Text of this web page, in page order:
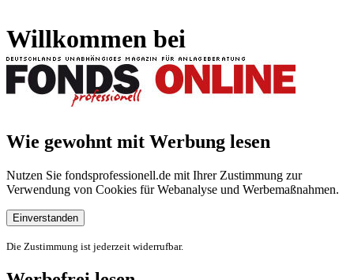
Willkommen bei
Wie gewohnt mit Werbung lesen
Nutzen Sie fondsprofessionell.de mit Ihrer Zustimmung zur
Verwendung von Cookies für Webanalyse und Werbemaßnahmen.
Einverstanden
Die Zustimmung ist jederzeit widerrufbar.